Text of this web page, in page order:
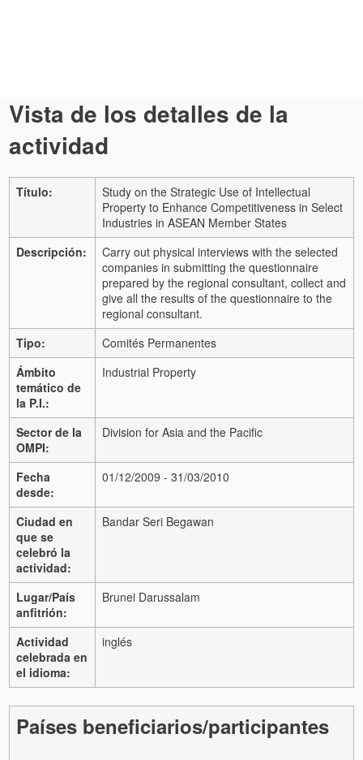
Vista de los detalles de la
actividad
Título:
Study on the Strategic Use of Intellectual
Property to Enhance Competitiveness in Select
Industries in ASEAN Member States
Descripción:
Carry out physical interviews with the selected
companies in submitting the questionnaire
prepared by the regional consultant, collect and
give all the results of the questionnaire to the
regional consultant.
Tipo:
Comités Permanentes
Ámbito
temático de
la P.I.:
Industrial Property
Sector de la
OMPI:
Division for Asia and the Pacific
Fecha
desde:
01/12/2009 - 31/03/2010
Ciudad en
que se
celebró la
actividad:
Bandar Seri Begawan
Lugar/País
anfitrión:
Brunei Darussalam
Actividad
celebrada en
el idioma:
inglés
Países beneficiarios/participantes